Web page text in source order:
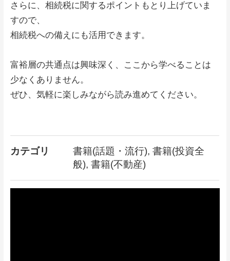
さらに、相続税に関するポイントもとり上げていま
すので、
相続税への備えにも活用できます。
富裕層の共通点は興味深く、ここから学べることは
少なくありません。
ぜひ、気軽に楽しみながら読み進めてください。
カテゴリ
書籍(話題・流行), 書籍(投資全
般), 書籍(不動産)